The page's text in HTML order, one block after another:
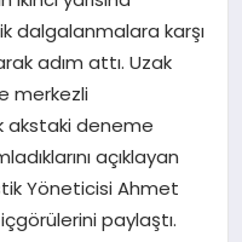
dalgalanmalara karşı
adım attı. Uzak
merkezli
akstaki deneme
açıklayan
Yöneticisi Ahmet
paylaştı.